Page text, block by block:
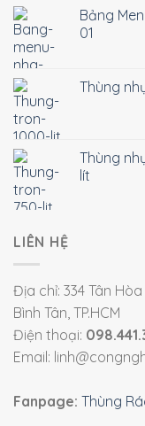
Bảng
01
Thùng
Thùng
lít
LIÊN HỆ
Địa chỉ: 334 Tân
Bình Tân, TP.HCM
Điện thoại:
Email:
Fanpage: Thùng